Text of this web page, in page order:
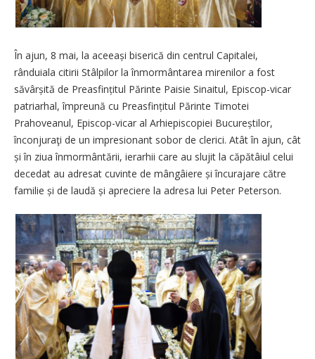
În ajun, 8 mai, la aceeași biserică din centrul Capitalei,
rânduiala citirii Stâlpilor la înmormântarea mirenilor a fost
săvârșită de Prea­sfințitul Părinte Paisie Sinaitul, Episcop-vicar
patriarhal, împreună cu Prea­sfințitul Părinte Timotei
Prahoveanul, Episcop-vicar al Arhiepiscopiei Bucureștilor,
înconjuraţi de un impresionant sobor de clerici. Atât în ajun, cât
și în ziua înmormântării, ierarhii care au slujit la căpătâiul celui
decedat au adresat cuvinte de mângâiere și încurajare către
familie și de laudă și apreciere la adresa lui Peter Peterson.